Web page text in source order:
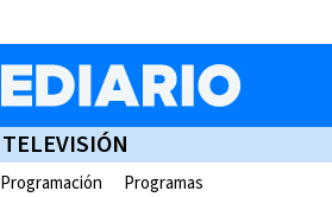
TELEVISIÓN
Programación Programas